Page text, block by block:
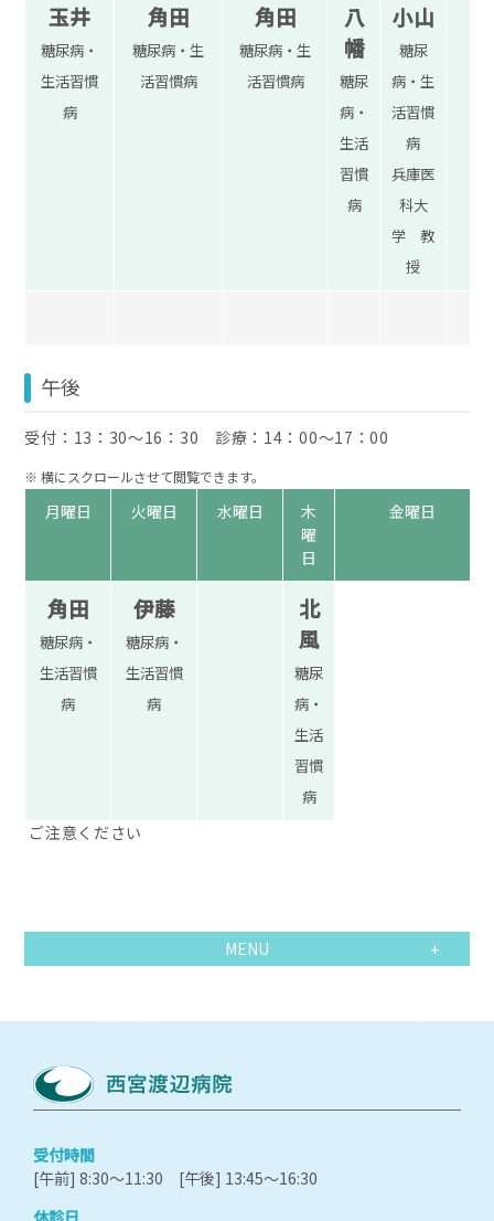
玉井
糖尿病・
生活習慣
病
角田
糖尿病・生
活習慣病
角田
糖尿病・生
活習慣病
八
幡
糖尿
病・
生活
習慣
病
小山
糖尿
病・生
活習慣
病
兵庫医
科大
学 教
授
午後
受付：13：30〜16：30 診療：14：00〜17：00
月曜日 火曜日 水曜日
木
曜
日
金曜日
角田
糖尿病・
生活習慣
病
伊藤
糖尿病・
生活習慣
病
北
風
糖尿
病・
生活
習慣
病
ご注意ください
MENU
受付時間
[午前] 8:30～11:30 [午後] 13:45～16:30